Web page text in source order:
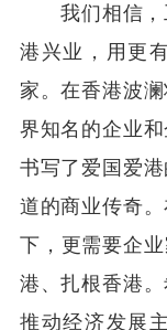
我们相信
港兴业，用更
家。在香港波
界知名的企业
书写了爱国爱
道的商业传奇
下，更需要企
港、扎根香港
推动经济发展